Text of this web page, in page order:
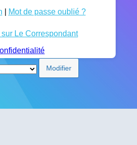
Mot de passe oublié ?
Le Correspondant